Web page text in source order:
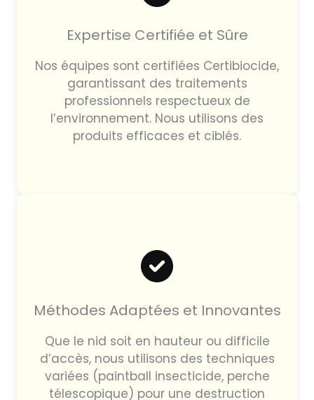
Expertise Certifiée et Sûre
Nos équipes sont certifiées Certibiocide,
garantissant des traitements
professionnels respectueux de
l’environnement. Nous utilisons des
produits efficaces et ciblés.
Méthodes Adaptées et Innovantes
Que le nid soit en hauteur ou difficile
d’accès, nous utilisons des techniques
variées (paintball insecticide, perche
télescopique) pour une destruction